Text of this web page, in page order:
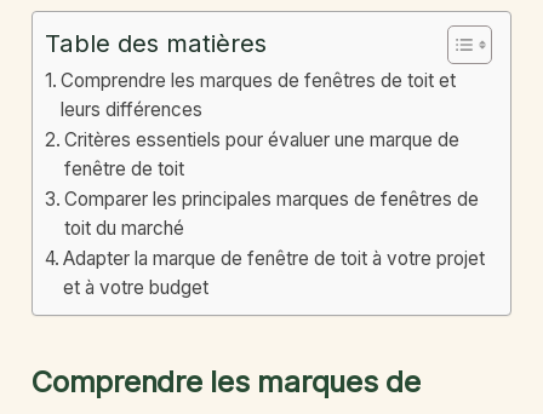
Table des matières
Comprendre les marques de fenêtres de toit et
leurs différences
Critères essentiels pour évaluer une marque de
fenêtre de toit
Comparer les principales marques de fenêtres de
toit du marché
Adapter la marque de fenêtre de toit à votre projet
et à votre budget
Comprendre les marques de